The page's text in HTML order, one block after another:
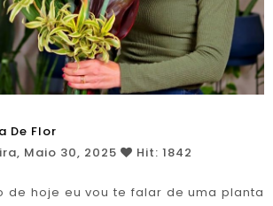
De Flor
Maio 30, 2025 Hit: 1842
de hoje eu vou te falar de uma planta